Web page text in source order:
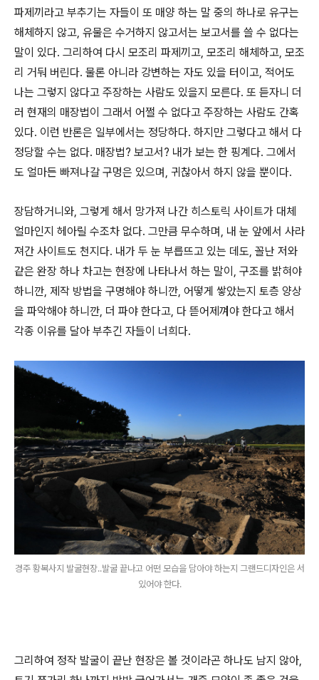
파제끼라고 부추기는 자들이 또 매양 하는 말 중의 하나로 유구는
해체하지 않고, 유물은 수거하지 않고서는 보고서를 쓸 수 없다는
말이 있다. 그리하여 다시 모조리 파제끼고, 모조리 해체하고, 모조
리 거둬 버린다. 물론 아니라 강변하는 자도 있을 터이고, 적어도
나는 그렇지 않다고 주장하는 사람도 있을지 모른다. 또 듣자니 더
러 현재의 매장법이 그래서 어쩔 수 없다고 주장하는 사람도 간혹
있다. 이런 반론은 일부에서는 정당하다. 하지만 그렇다고 해서 다
정당할 수는 없다. 매장법? 보고서? 내가 보는 한 핑계다. 그에서
도 얼마든 빠져나갈 구멍은 있으며, 귀찮아서 하지 않을 뿐이다.
장담하거니와, 그렇게 해서 망가져 나간 히스토릭 사이트가 대체
얼마인지 헤아릴 수조차 없다. 그만큼 무수하며, 내 눈 앞에서 사라
져간 사이트도 천지다. 내가 두 눈 부릅뜨고 있는 데도, 꼴난 저와
같은 완장 하나 차고는 현장에 나타나서 하는 말이, 구조를 밝혀야
하니깐, 제작 방법을 구명해야 하니깐, 어떻게 쌓았는지 토층 양상
을 파악해야 하니깐, 더 파야 한다고, 다 뜯어제껴야 한다고 해서
각종 이유를 달아 부추긴 자들이 너희다.
경주 황복사지 발굴현장..발굴 끝나고 어떤 모습을 담아야 하는지 그랜드디자인은 서
있어야 한다.
그리하여 정작 발굴이 끝난 현장은 볼 것이라곤 하나도 남지 않아,